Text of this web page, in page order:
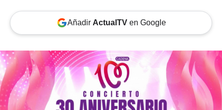
Añadir ActualTVen Google